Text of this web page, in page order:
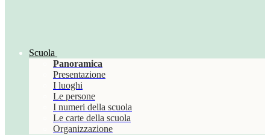
Scuola
Panoramica
Presentazione
I luoghi
Le persone
I numeri della scuola
Le carte della scuola
Organizzazione